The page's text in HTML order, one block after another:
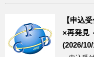
【申込
×再発見
(2026/